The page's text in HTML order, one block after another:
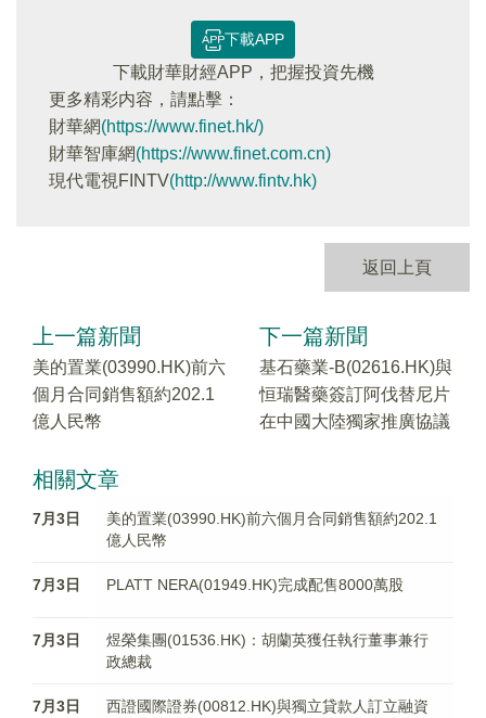
下載APP
下載財華財經APP，把握投資先機
更多精彩内容，請點擊：
財華網(https://www.finet.hk/)
財華智庫網(https://www.finet.com.cn)
現代電視FINTV(http://www.fintv.hk)
返回上頁
上一篇新聞
美的置業(03990.HK)前六
個月合同銷售額約202.1
億人民幣
下一篇新聞
基石藥業-B(02616.HK)與
恒瑞醫藥簽訂阿伐替尼片
在中國大陸獨家推廣協議
相關文章
7月3日
美的置業(03990.HK)前六個月合同銷售額約202.1
億人民幣
7月3日 PLATT NERA(01949.HK)完成配售8000萬股
7月3日
煜榮集團(01536.HK)：胡蘭英獲任執行董事兼行
政總裁
7月3日
西證國際證券(00812.HK)與獨立貸款人訂立融資